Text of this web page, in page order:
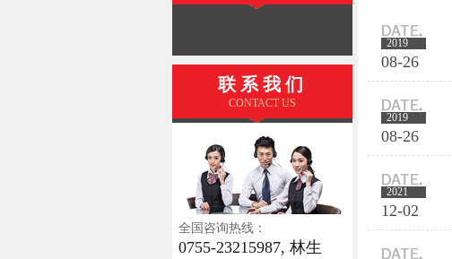
联系我们
CONTACT US
全国咨询热线：
0755-23215987, 林生
2019
08-26
2019
08-26
2021
12-02